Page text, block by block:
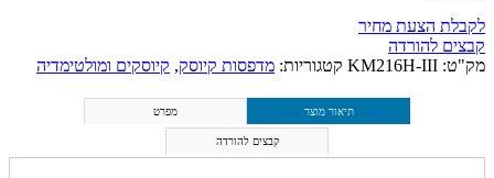
לקבלת הצעת מחיר
קבצים להורדה
מק"ט: KM216H-III קטגוריות: מדפסות קיוסק, קיוסקים ומולטימדיה
תיאור מוצר מפרט
קבצים להורדה